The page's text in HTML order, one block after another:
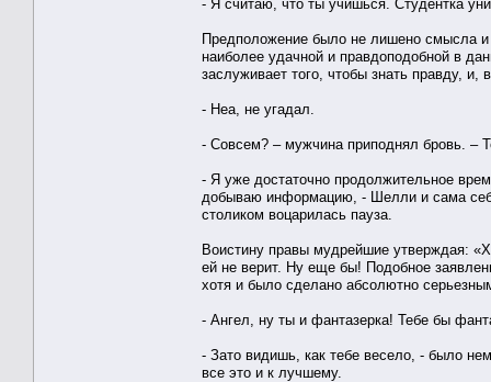
- Я считаю, что ты учишься. Студентка
Предположение было не лишено смысла и
наиболее удачной и правдоподобной в
заслуживает того, чтобы знать правду, и,
- Неа, не угадал.
- Совсем? – мужчина приподнял бровь. –
- Я уже достаточно продолжительное
добываю информацию, - Шелли и сама
столиком воцарилась пауза.
Воистину правы мудрейшие утверждая:
ей не верит. Ну еще бы! Подобное
хотя и было сделано абсолютно
- Ангел, ну ты и фантазерка! Тебе бы
- Зато видишь, как тебе весело, - было
все это и к лучшему.